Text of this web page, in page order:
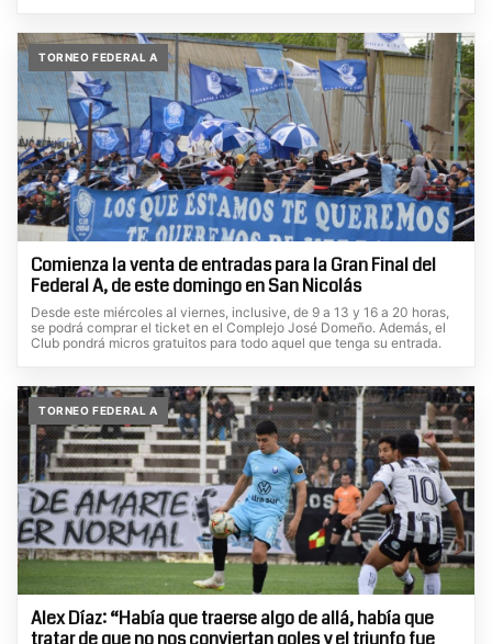
TORNEO FEDERAL A
Comienza la venta de entradas para la Gran Final del
Federal A, de este domingo en San Nicolás
Desde este miércoles al viernes, inclusive, de 9 a 13 y 16 a 20 horas,
se podrá comprar el ticket en el Complejo José Domeño. Además, el
Club pondrá micros gratuitos para todo aquel que tenga su entrada.
TORNEO FEDERAL A
Alex Díaz: “Había que traerse algo de allá, había que